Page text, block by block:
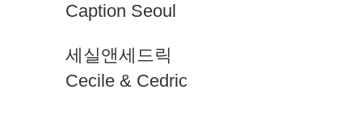
Caption Seoul
세실앤세드릭
Cecile & Cedric